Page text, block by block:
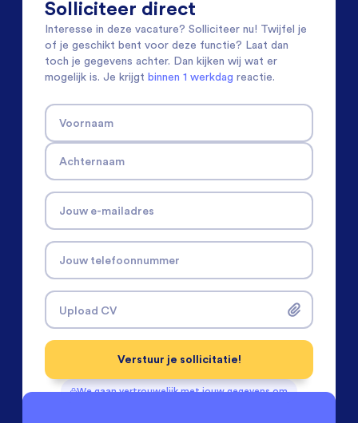
Solliciteer direct
Interesse in deze vacature? Solliciteer nu! Twijfel je
of je geschikt bent voor deze functie? Laat dan
toch je gegevens achter. Dan kijken wij wat er
mogelijk is. Je krijgt binnen 1 werkdag reactie.
Voornaam
Achternaam
Jouw e-mailadres
Jouw telefoonnummer
Upload CV
We gaan vertrouwelijk met jouw gegevens om
Verstuur je sollicitatie!